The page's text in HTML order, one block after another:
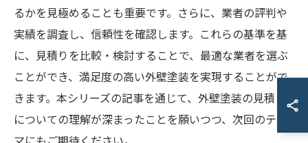
るかを見極めることも重要です。さらに、業者の評判や
実績を調査し、信頼性を確認します。これらの基準を基
に、見積りを比較・検討することで、最適な業者を選ぶ
ことができ、満足度の高い外壁塗装を実現することがで
きます。本シリーズの記事を通じて、外壁塗装の見積り
についての理解が深まったことを願いつつ、次回のテー